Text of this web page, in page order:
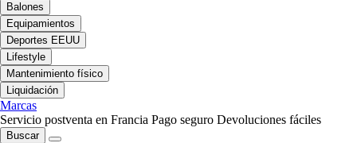
Balones
Equipamientos
Deportes EEUU
Lifestyle
Mantenimiento físico
Liquidación
Marcas
Servicio postventa en Francia Pago seguro Devoluciones fáciles
Buscar